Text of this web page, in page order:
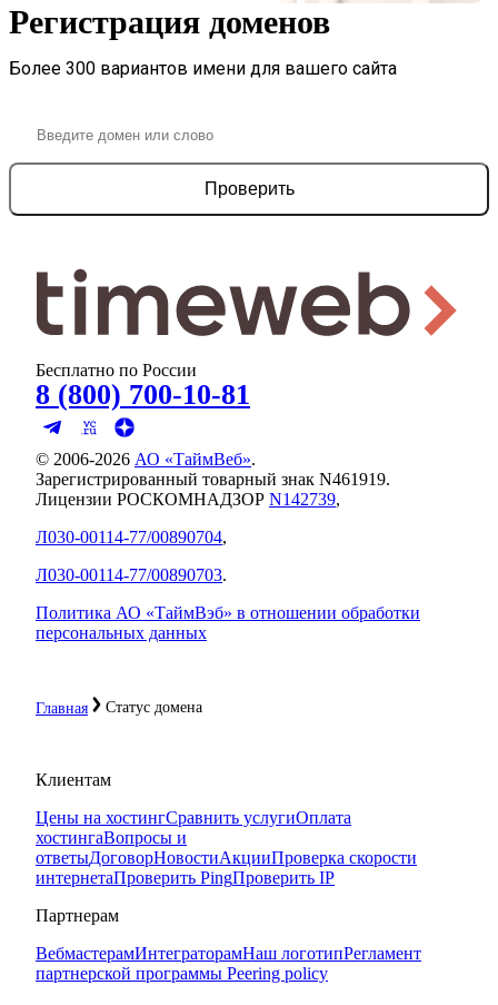
Регистрация доменов
Более 300 вариантов имени для вашего сайта
Проверить
Главная Статус домена
Бесплатно по России
8 (800) 700-10-81
© 2006-2026 АО «ТаймВеб».
Зарегистрированный товарный знак N461919.
Лицензии РОСКОМНАДЗОР N142739,
Л030-00114-77/00890704,
Л030-00114-77/00890703.
Политика АО «ТаймВэб» в отношении обработки
персональных данных
Клиентам
Цены на хостингСравнить услугиОплата
хостингаВопросы и
ответыДоговорНовостиАкцииПроверка скорости
интернетаПроверить PingПроверить IP
Партнерам
ВебмастерамИнтеграторамНаш логотипРегламент
партнерской программы Peering policy